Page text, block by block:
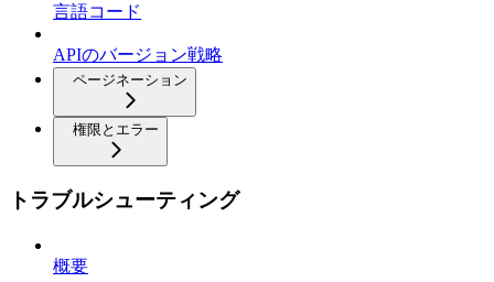
言語コード
APIのバージョン戦略
ページネーション
権限とエラー
トラブルシューティング
概要